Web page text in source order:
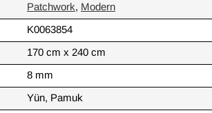
Patchwork, Modern
K0063854
170 cm x 240 cm
8 mm
Yün, Pamuk